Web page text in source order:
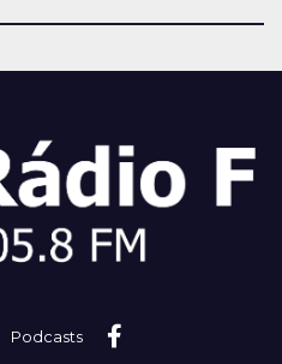
Podcasts